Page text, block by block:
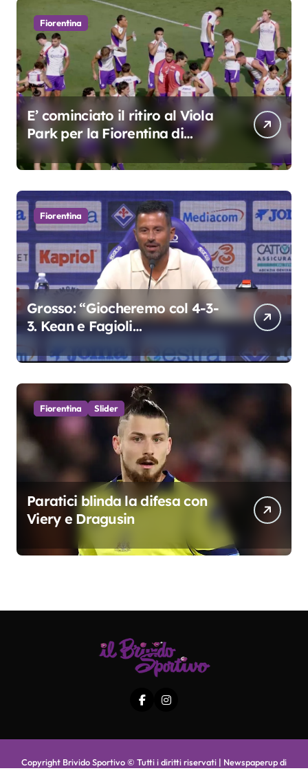
Fiorentina
E’ cominciato il ritiro al Viola
Park per la Fiorentina di
Grosso
Fiorentina
Grosso: “Giocheremo col 4-3-
3. Kean e Fagioli
colpo”
Fiorentina Slider
Paratici blinda la difesa con
Viery e Dragusin
Copyright Brivido Sportivo © Tutti i diritti riservati | Newspaperupdi